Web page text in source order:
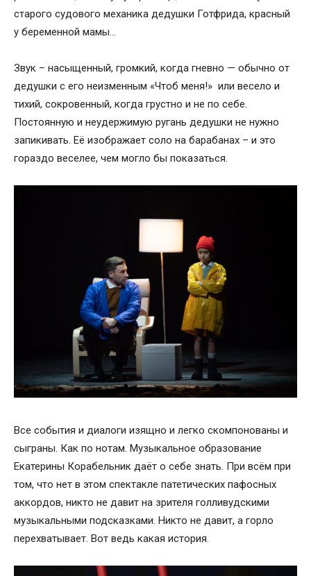
старого судового механика дедушки Готфрида, красный
у беременной мамы…
Звук – насыщенный, громкий, когда гневно — обычно от
дедушки с его неизменным «Чтоб меня!» или весело и
тихий, сокровенный, когда грустно и не по себе.
Постоянную и неудержимую ругань дедушки не нужно
запикивать. Её изображает соло на барабанах – и это
гораздо веселее, чем могло бы показаться.
Все события и диалоги изящно и легко скомпонованы и
сыграны. Как по нотам. Музыкальное образование
Екатерины Корабельник даёт о себе знать. При всём при
том, что нет в этом спектакле патетических пафосных
аккордов, никто не давит на зрителя голливудскими
музыкальными подсказками. Никто не давит, а горло
перехватывает. Вот ведь какая история.